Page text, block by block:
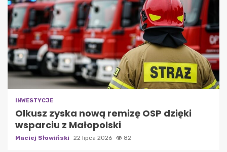
INWESTYCJE
Olkusz zyska nową remizę OSP dzięki
wsparciu z Małopolski
Maciej Słowiński 22 lipca 2026 82